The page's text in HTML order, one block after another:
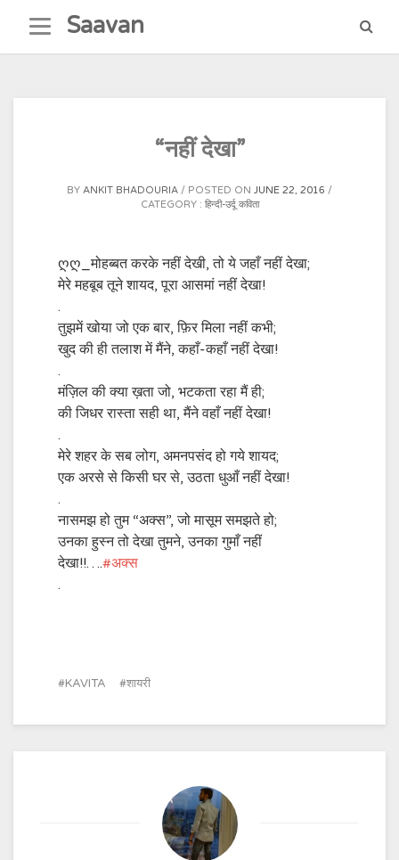
content
Saavan
“नहीं देखा”
BY ANKIT BHADOURIA POSTED ON JUNE 22, 2016
CATEGORY : हिन्दी-उर्दू कविता
ღღ_मोहब्बत करके नहीं देखी, तो ये जहाँ नहीं देखा;
मेरे महबूब तूने शायद, पूरा आसमां नहीं देखा!
.
तुझमें खोया जो एक बार, फ़िर मिला नहीं कभी;
खुद की ही तलाश में मैंने, कहाँ-कहाँ नहीं देखा!
.
मंज़िल की क्या ख़ता जो, भटकता रहा मैं ही;
की जिधर रास्ता सही था, मैंने वहाँ नहीं देखा!
.
मेरे शहर के सब लोग, अमनपसंद हो गये शायद;
एक अरसे से किसी घर से, उठता धुआँ नहीं देखा!
.
नासमझ हो तुम “अक्स”, जो मासूम समझते हो;
उनका हुस्न तो देखा तुमने, उनका गुमाँ नहीं
देखा!!….‪#‎अक्स‬
.
KAVITA शायरी